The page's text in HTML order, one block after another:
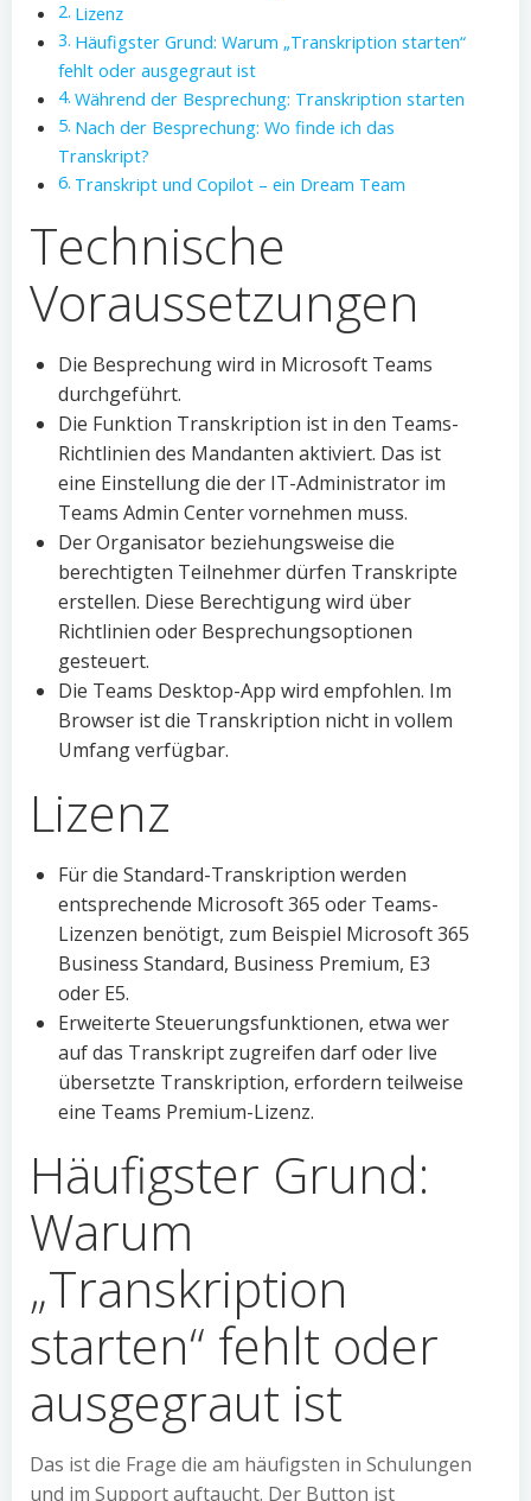
Lizenz
Häufigster Grund: Warum „Transkription starten“
fehlt oder ausgegraut ist
Während der Besprechung: Transkription starten
Nach der Besprechung: Wo finde ich das
Transkript?
Transkript und Copilot – ein Dream Team
Technische
Voraussetzungen
Die Besprechung wird in Microsoft Teams
durchgeführt.
Die Funktion Transkription ist in den Teams-
Richtlinien des Mandanten aktiviert. Das ist
eine Einstellung die der IT-Administrator im
Teams Admin Center vornehmen muss.
Der Organisator beziehungsweise die
berechtigten Teilnehmer dürfen Transkripte
erstellen. Diese Berechtigung wird über
Richtlinien oder Besprechungsoptionen
gesteuert.
Die Teams Desktop-App wird empfohlen. Im
Browser ist die Transkription nicht in vollem
Umfang verfügbar.
Lizenz
Für die Standard-Transkription werden
entsprechende Microsoft 365 oder Teams-
Lizenzen benötigt, zum Beispiel Microsoft 365
Business Standard, Business Premium, E3
oder E5.
Erweiterte Steuerungsfunktionen, etwa wer
auf das Transkript zugreifen darf oder live
übersetzte Transkription, erfordern teilweise
eine Teams Premium-Lizenz.
Häufigster Grund:
Warum
„Transkription
starten“ fehlt oder
ausgegraut ist
Das ist die Frage die am häufigsten in Schulungen
und im Support auftaucht. Der Button ist